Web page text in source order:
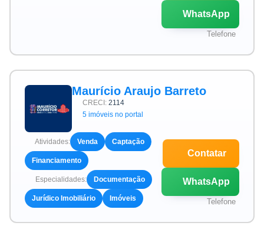
WhatsApp
Telefone
Maurício Araujo Barreto
CRECI: 2114
5 imóveis no portal
Atividades: Venda Captação
Financiamento
Especialidades: Documentação
Jurídico Imobiliário Imóveis
Contatar
WhatsApp
Telefone